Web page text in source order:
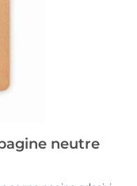
neutre